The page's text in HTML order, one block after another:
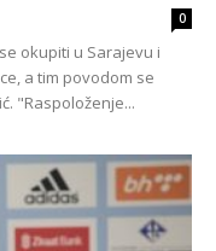
0
okupiti u Sarajevu i
a tim povodom se
"Raspoloženje...